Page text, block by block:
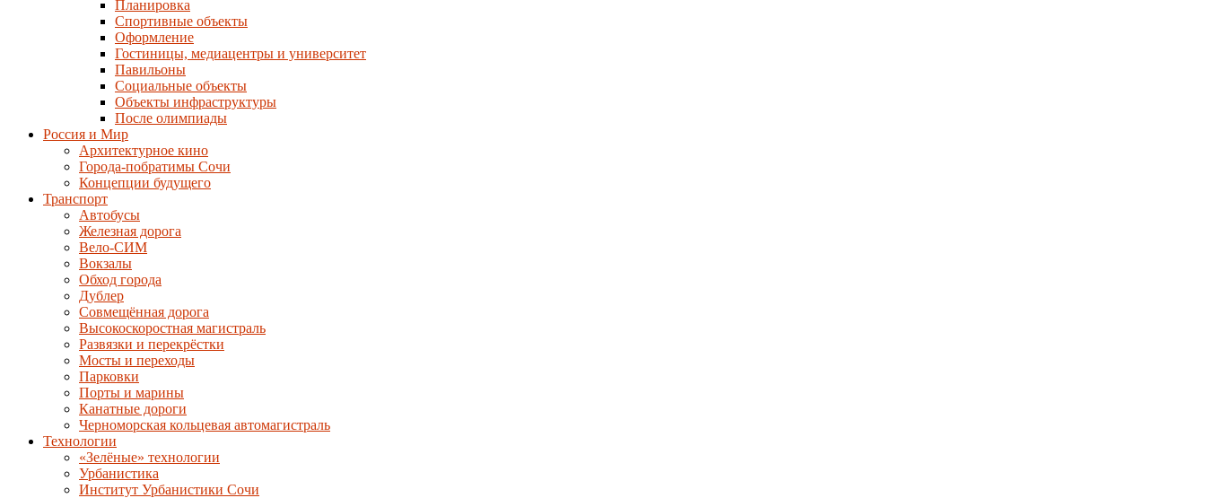
Планировка
Спортивные объекты
Оформление
Гостиницы, медиацентры и университет
Павильоны
Социальные объекты
Объекты инфраструктуры
После олимпиады
Россия и Мир
Архитектурное кино
Города-побратимы Сочи
Концепции будущего
Транспорт
Автобусы
Железная дорога
Вело-СИМ
Вокзалы
Обход города
Дублер
Совмещённая дорога
Высокоскоростная магистраль
Развязки и перекрёстки
Мосты и переходы
Парковки
Порты и марины
Канатные дороги
Черноморская кольцевая автомагистраль
Технологии
«Зелёные» технологии
Урбанистика
Институт Урбанистики Сочи